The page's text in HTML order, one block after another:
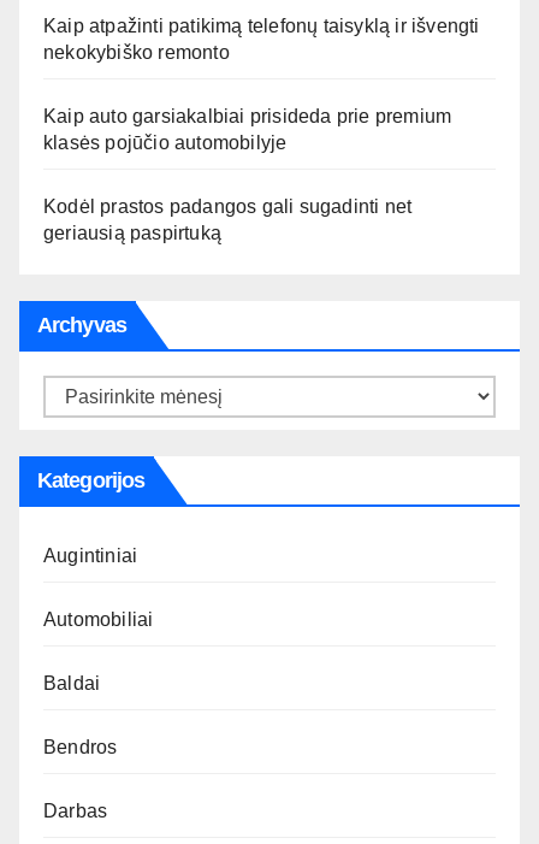
Kaip atpažinti patikimą telefonų taisyklą ir išvengti
nekokybiško remonto
Kaip auto garsiakalbiai prisideda prie premium
klasės pojūčio automobilyje
Kodėl prastos padangos gali sugadinti net
geriausią paspirtuką
Archyvas
Archyvas
Kategorijos
Augintiniai
Automobiliai
Baldai
Bendros
Darbas